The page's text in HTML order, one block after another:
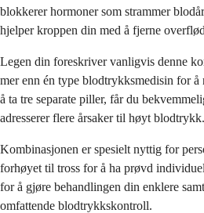
blokkerer hormoner som strammer
hjelper kroppen din med å fjerne
Legen din foreskriver vanligvis denne
mer enn én type blodtrykksmedisin for å
å ta tre separate piller, får du
adresserer flere årsaker til høyt blodtrykk.
Kombinasjonen er spesielt nyttig for
forhøyet til tross for å ha prøvd
for å gjøre behandlingen din enklere
omfattende blodtrykkskontroll.